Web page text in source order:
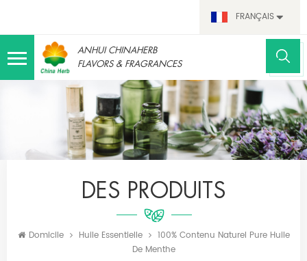
FRANÇAIS
ANHUI CHINAHERB
FLAVORS & FRAGRANCES
DES PRODUITS
Domicile Huile Essentielle
100% Contenu Naturel Pure Huile
De Menthe